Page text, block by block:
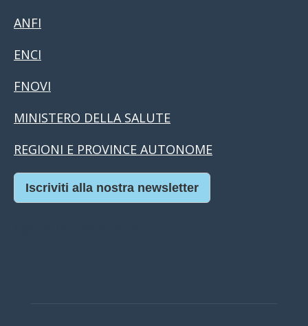
ANFI
ENCI
FNOVI
MINISTERO DELLA SALUTE
REGIONI E PROVINCE AUTONOME
Iscriviti alla nostra newsletter